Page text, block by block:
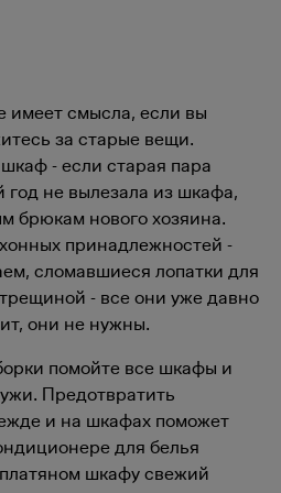
имеет смысла, если вы
за старые вещи.
- если старая пара
не вылезала из шкафа,
брюкам нового хозяина.
принадлежностей -
сломавшиеся лопатки для
- все они уже давно
они не нужны.
помойте все шкафы и
Предотвратить
и на шкафах поможет
для белья
шкафу свежий